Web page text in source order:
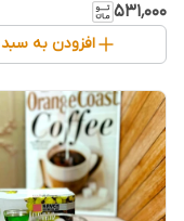
۵۳۱٬۰۰۰
افزودن به سبد